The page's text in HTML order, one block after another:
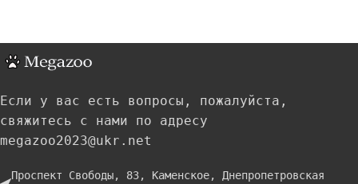
Если у вас есть вопросы, пожалуйста,
свяжитесь с нами по адресу
megazoo2023@ukr.net
Проспект Свободы, 83, Каменское, Днепропетровская